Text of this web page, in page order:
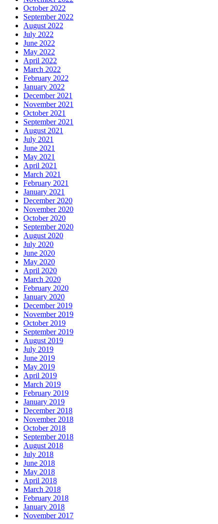
October 2022
September 2022
August 2022
July 2022
June 2022
May 2022
April 2022
March 2022
February 2022
January 2022
December 2021
November 2021
October 2021
September 2021
August 2021
July 2021
June 2021
May 2021
April 2021
March 2021
February 2021
January 2021
December 2020
November 2020
October 2020
September 2020
August 2020
July 2020
June 2020
May 2020
April 2020
March 2020
February 2020
January 2020
December 2019
November 2019
October 2019
September 2019
August 2019
July 2019
June 2019
May 2019
April 2019
March 2019
February 2019
January 2019
December 2018
November 2018
October 2018
September 2018
August 2018
July 2018
June 2018
May 2018
April 2018
March 2018
February 2018
January 2018
November 2017